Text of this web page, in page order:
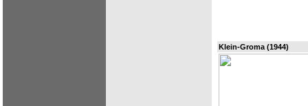
Klein-Groma (1944)